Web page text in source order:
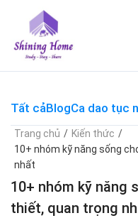
content
Tất cảBlogCa dao tục
Trang chủ / Kiến thức /
10+ nhóm kỹ năng sống
nhất
10+ nhóm kỹ năng
thiết, quan trọng